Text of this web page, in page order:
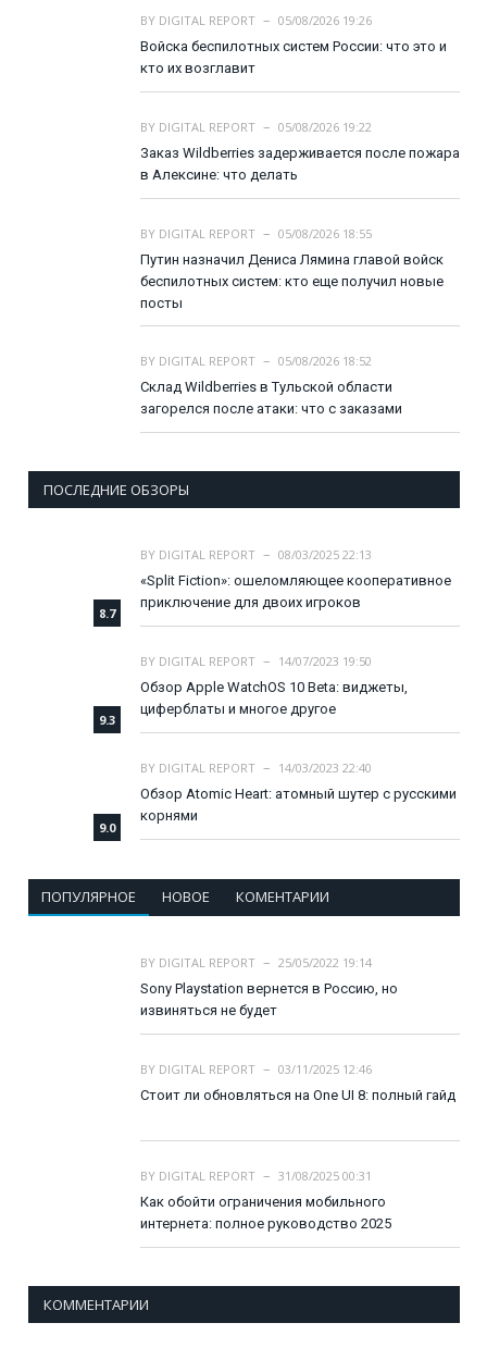
BY DIGITAL REPORT
05/08/2026 19:26
Войска беспилотных систем России: что это и
кто их возглавит
BY DIGITAL REPORT
05/08/2026 19:22
Заказ Wildberries задерживается после пожара
в Алексине: что делать
BY DIGITAL REPORT
05/08/2026 18:55
Путин назначил Дениса Лямина главой войск
беспилотных систем: кто еще получил новые
посты
BY DIGITAL REPORT
05/08/2026 18:52
Склад Wildberries в Тульской области
загорелся после атаки: что с заказами
ПОСЛЕДНИЕ ОБЗОРЫ
8.7
BY DIGITAL REPORT
08/03/2025 22:13
«Split Fiction»: ошеломляющее кооперативное
приключение для двоих игроков
9.3
BY DIGITAL REPORT
14/07/2023 19:50
Обзор Apple WatchOS 10 Beta: виджеты,
циферблаты и многое другое
9.0
BY DIGITAL REPORT
14/03/2023 22:40
Обзор Atomic Heart: атомный шутер с русскими
корнями
ПОПУЛЯРНОЕ НОВОЕ КОМЕНТАРИИ
BY DIGITAL REPORT
25/05/2022 19:14
Sony Playstation вернется в Россию, но
извиняться не будет
BY DIGITAL REPORT
03/11/2025 12:46
Стоит ли обновляться на One UI 8: полный гайд
BY DIGITAL REPORT
31/08/2025 00:31
Как обойти ограничения мобильного
интернета: полное руководство 2025
КОММЕНТАРИИ